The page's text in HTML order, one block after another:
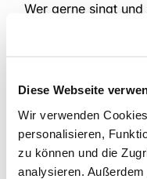
Diese Webseite
Wir verwenden
personalisieren,
zu können und die
analysieren.
Wer gerne singt
hat, ist herzlich
reinzuschauen und
Komponisten wie
Gospels. Die
bei Konzerten, aber
anderen